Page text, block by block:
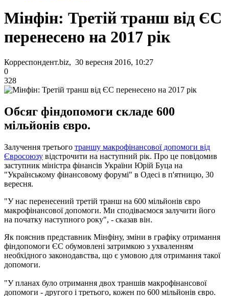
Мінфін: Третій транш від ЄС
перенесено на 2017 рік
Корреспондент.biz, 30 вересня 2016, 10:27
0
328
Обсяг фіндопомоги складе 600
мільйонів євро.
Залучення третього траншу макрофінансової допомоги від
Євросоюзу відстрочити на наступний рік. Про це повідомив
заступник міністра фінансів України Юрій Буца на
"Українському фінансовому форумі" в Одесі в п'ятницю, 30
вересня.
"У нас перенесений третій транш на 600 мільйонів євро
макрофінансової допомоги. Ми сподіваємося залучити його
на початку наступного року", - сказав він.
Як пояснив представник Мінфіну, зміни в графіку отримання
фіндопомоги ЄС обумовлені затримкою з ухваленням
необхідного законодавства, що є умовою для отримання такої
допомоги.
"У планах було отримання двох траншів макрофінансової
допомоги - другого і третього, кожен по 600 мільйонів євро.